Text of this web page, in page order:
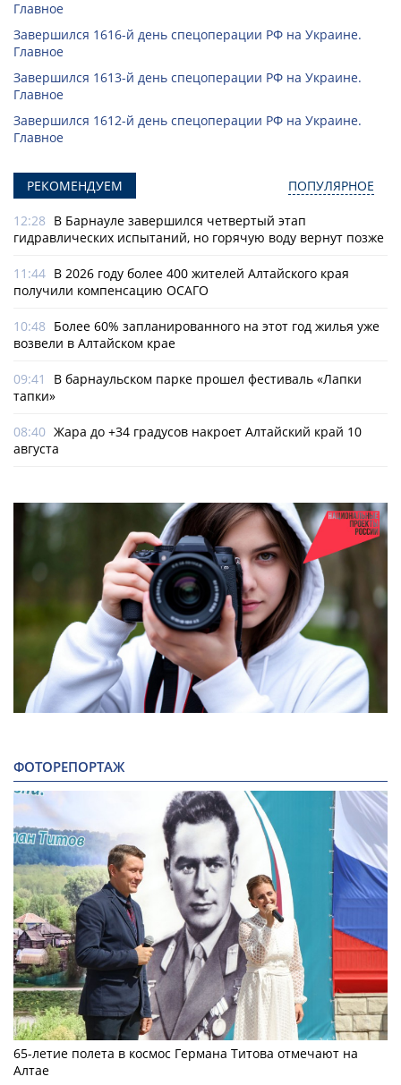
Главное
Завершился 1616-й день спецоперации РФ на Украине.
Главное
Завершился 1613-й день спецоперации РФ на Украине.
Главное
Завершился 1612-й день спецоперации РФ на Украине.
Главное
РЕКОМЕНДУЕМ ПОПУЛЯРНОЕ
12:28 В Барнауле завершился четвертый этап
гидравлических испытаний, но горячую воду вернут позже
11:44 В 2026 году более 400 жителей Алтайского края
получили компенсацию ОСАГО
10:48 Более 60% запланированного на этот год жилья уже
возвели в Алтайском крае
09:41
В барнаульском парке прошел фестиваль «Лапки
тапки»
08:40 Жара до +34 градусов накроет Алтайский край 10
августа
ФОТОРЕПОРТАЖ
65-летие полета в космос Германа Титова отмечают на
Алтае